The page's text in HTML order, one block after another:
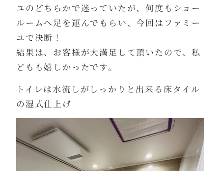
ユのどちらかで迷っていたが、何度もショー
ルームへ足を運んでもらい、今回はファミー
ユで決断！
結果は、お客様が大満足して頂いたので、私
どもも嬉しかったです。
トイレは水流しがしっかりと出来る床タイル
の湿式仕上げ